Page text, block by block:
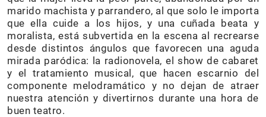
marido machista y parrandero, al que solo le importa
que ella cuide a los hijos, y una cuñada beata y
moralista, está subvertida en la escena al recrearse
desde distintos ángulos que favorecen una aguda
mirada paródica: la radionovela, el show de cabaret
y el tratamiento musical, que hacen escarnio del
componente melodramático y no dejan de atraer
nuestra atención y divertirnos durante una hora de
buen teatro.